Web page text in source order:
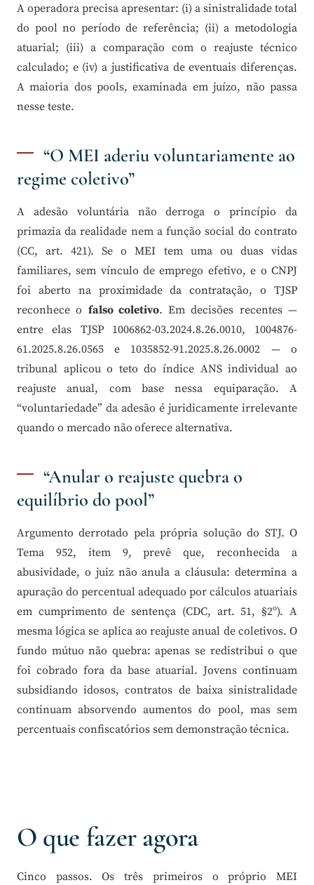
A operadora precisa apresentar: (i) a sinistralidade total
do pool no período de referência; (ii) a metodologia
atuarial; (iii) a comparação com o reajuste técnico
calculado; e (iv) a justificativa de eventuais diferenças.
A maioria dos pools, examinada em juízo, não passa
nesse teste.
“O MEI aderiu voluntariamente ao
regime coletivo”
A adesão voluntária não derroga o princípio da
primazia da realidade nem a função social do contrato
(CC, art. 421). Se o MEI tem uma ou duas vidas
familiares, sem vínculo de emprego efetivo, e o CNPJ
foi aberto na proximidade da contratação, o TJSP
reconhece o falso coletivo. Em decisões recentes —
entre elas TJSP 1006862-03.2024.8.26.0010, 1004876-
61.2025.8.26.0565 e 1035852-91.2025.8.26.0002 — o
tribunal aplicou o teto do índice ANS individual ao
reajuste anual, com base nessa equiparação. A
“voluntariedade” da adesão é juridicamente irrelevante
quando o mercado não oferece alternativa.
“Anular o reajuste quebra o
equilíbrio do pool”
Argumento derrotado pela própria solução do STJ. O
Tema 952, item 9, prevê que, reconhecida a
abusividade, o juiz não anula a cláusula: determina a
apuração do percentual adequado por cálculos atuariais
em cumprimento de sentença (CDC, art. 51, §2º). A
mesma lógica se aplica ao reajuste anual de coletivos. O
fundo mútuo não quebra: apenas se redistribui o que
foi cobrado fora da base atuarial. Jovens continuam
subsidiando idosos, contratos de baixa sinistralidade
continuam absorvendo aumentos do pool, mas sem
percentuais confiscatórios sem demonstração técnica.
O que fazer agora
Cinco passos. Os três primeiros o próprio MEI